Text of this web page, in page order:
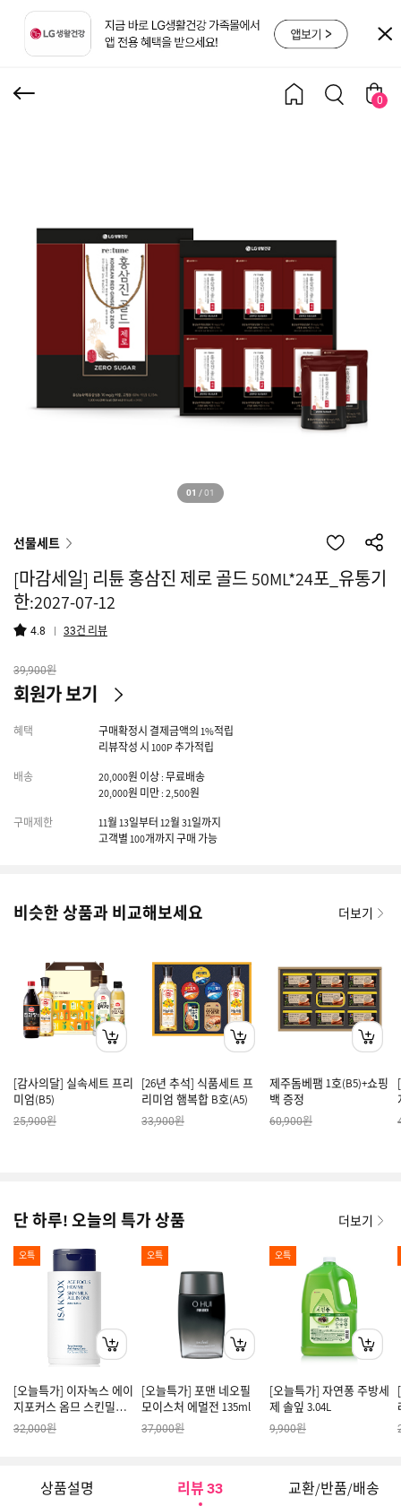
0
제로 골드 50ML*24포_유
통기한:2027-07-12
01 /01
선물세트
[마감세일] 리튠 홍삼진 제로 골드 50ML*24포_유통기
한:2027-07-12
4.8 33건 리뷰
39,900원
회원가 보기
혜택
구매확정시 결제금액의 1%적립
리뷰작성 시 100P 추가적립
배송
20,000원 이상 : 무료배송
20,000원 미만 : 2,500원
구매제한
11월 13일부터 12월 31일까지
고객별 100개까지 구매 가능
비슷한 상품과 비교해보세요 더보기
[감사의달] 실속세트 프리
미엄(B5)
25,900원
[26년 추석] 식품세트 프
리미엄 햄복합 B호(A5)
33,900원
제주돔베팸 1호(B5)+쇼핑
백 증정
60,900원
단 하루! 오늘의 특가 상품 더보기
오특
[오늘특가] 이자녹스 에이
지포커스 옴므 스킨밀크
올인원
32,000원
오특
[오늘특가] 포맨 네오필
모이스처 에멀전 135ml
37,000원
오특
[오늘특가] 자연퐁 주방세
제 솔잎 3.04L
9,900원
상품설명 리뷰 33 교환/반품/배송